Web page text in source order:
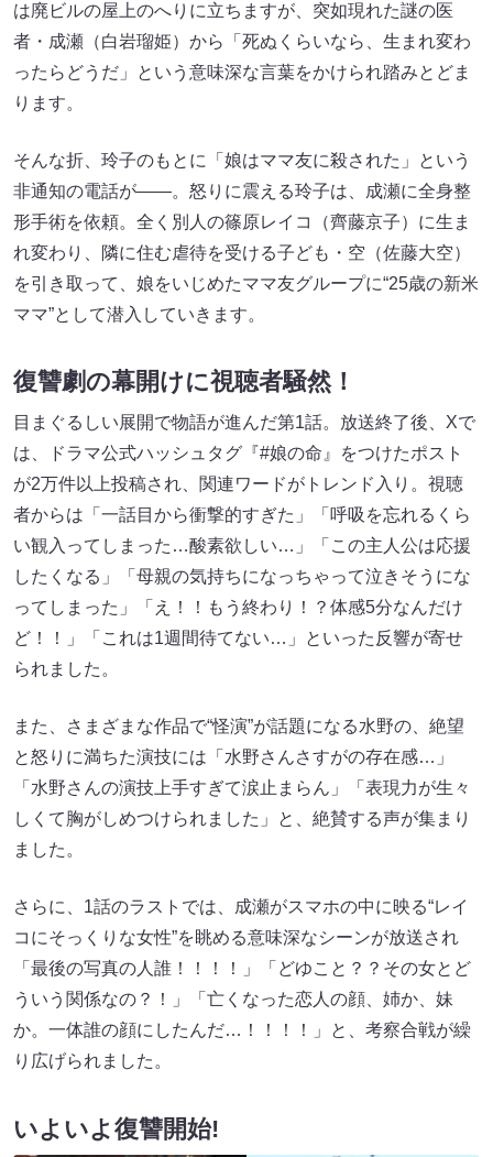
は廃ビルの屋上のへりに立ちますが、突如現れた謎の医
者・成瀬（白岩瑠姫）から「死ぬくらいなら、生まれ変わ
ったらどうだ」という意味深な言葉をかけられ踏みとどま
ります。
そんな折、玲子のもとに「娘はママ友に殺された」という
非通知の電話が――。怒りに震える玲子は、成瀬に全身整
形手術を依頼。全く別人の篠原レイコ（齊藤京子）に生ま
れ変わり、隣に住む虐待を受ける子ども・空（佐藤大空）
を引き取って、娘をいじめたママ友グループに“25歳の新米
ママ”として潜入していきます。
復讐劇の幕開けに視聴者騒然！
目まぐるしい展開で物語が進んだ第1話。放送終了後、Xで
は、ドラマ公式ハッシュタグ『#娘の命』をつけたポスト
が2万件以上投稿され、関連ワードがトレンド入り。視聴
者からは「一話目から衝撃的すぎた」「呼吸を忘れるくら
い観入ってしまった…酸素欲しい…」「この主人公は応援
したくなる」「母親の気持ちになっちゃって泣きそうにな
ってしまった」「え！！もう終わり！？体感5分なんだけ
ど！！」「これは1週間待てない…」といった反響が寄せ
られました。
また、さまざまな作品で“怪演”が話題になる水野の、絶望
と怒りに満ちた演技には「水野さんさすがの存在感…」
「水野さんの演技上手すぎて涙止まらん」「表現力が生々
しくて胸がしめつけられました」と、絶賛する声が集まり
ました。
さらに、1話のラストでは、成瀬がスマホの中に映る“レイ
コにそっくりな女性”を眺める意味深なシーンが放送され
「最後の写真の人誰！！！！」「どゆこと？？その女とど
ういう関係なの？！」「亡くなった恋人の顔、姉か、妹
か。一体誰の顔にしたんだ…！！！！」と、考察合戦が繰
り広げられました。
いよいよ復讐開始!